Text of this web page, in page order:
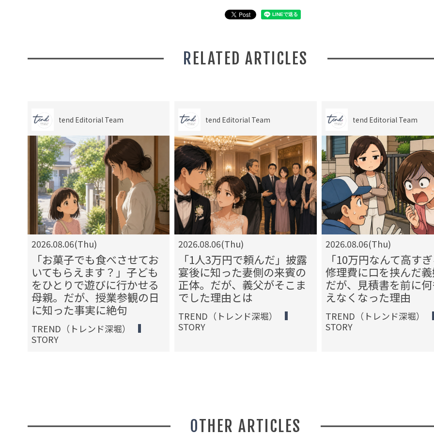
RELATED ARTICLES
tend Editorial Team
2026.08.06(Thu)
「お菓子でも食べさせてお
いてもらえます？」子ども
をひとりで遊びに行かせる
母親。だが、授業参観の日
に知った事実に絶句
TREND（トレンド深堀）
STORY
tend Editorial Team
2026.08.06(Thu)
「1人3万円で頼んだ」披露
宴後に知った妻側の来賓の
正体。だが、義父がそこま
でした理由とは
TREND（トレンド深堀）
STORY
tend Editorial Team
2026.08.06(Thu)
「10万円なんて高すぎ
修理費に口を挟んだ義
だが、見積書を前に
えなくなった理由
TREND（トレンド深堀）
STORY
OTHER ARTICLES